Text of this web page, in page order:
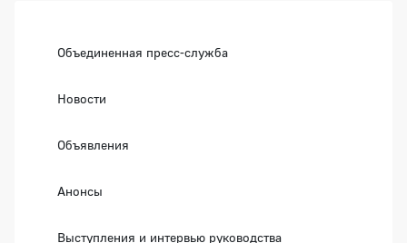
Объединенная пресс-служба
Новости
Объявления
Анонсы
Выступления и интервью руководства